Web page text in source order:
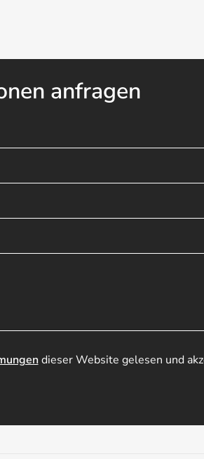
anfragen
dieser Website gelesen und